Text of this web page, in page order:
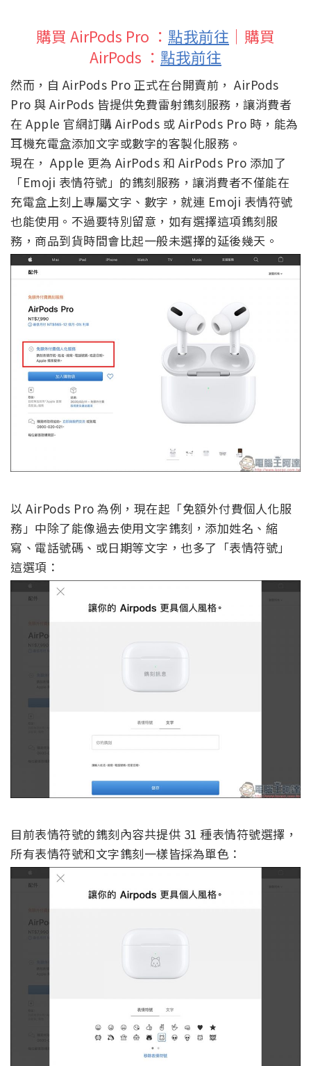
購買 AirPods Pro ： 點我前往 ｜購買
AirPods ： 點我前往
然而，自 AirPods Pro 正式在台開賣前， AirPods
Pro 與 AirPods 皆提供免費雷射鐫刻服務，讓消費者
在 Apple 官網訂購 AirPods 或 AirPods Pro 時，能為
耳機充電盒添加文字或數字的客製化服務。
現在， Apple 更為 AirPods 和 AirPods Pro 添加了
「Emoji 表情符號」的鐫刻服務，讓消費者不僅能在
充電盒上刻上專屬文字、數字，就連 Emoji 表情符號
也能使用。不過要特別留意，如有選擇這項鐫刻服
務，商品到貨時間會比起一般未選擇的延後幾天。
以 AirPods Pro 為例，現在起「免額外付費個人化服
務」中除了能像過去使用文字鐫刻，添加姓名、縮
寫、電話號碼、或日期等文字，也多了「表情符號」
這選項：
目前表情符號的鐫刻內容共提供 31 種表情符號選擇，
所有表情符號和文字鐫刻一樣皆採為單色：